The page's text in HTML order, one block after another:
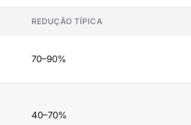
REDUÇÃO TÍPICA
70–90%
40–70%